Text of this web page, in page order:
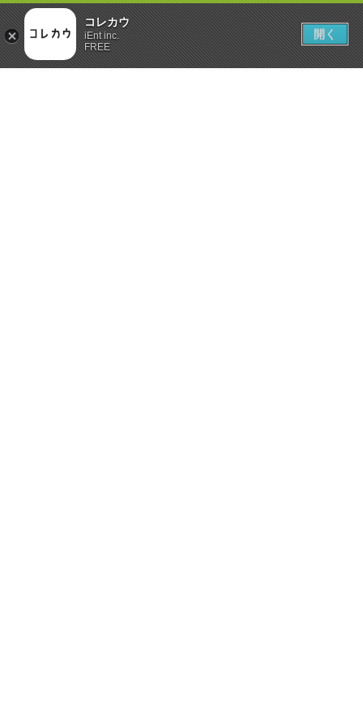
コレカウ
iEnt inc.
FREE
開く